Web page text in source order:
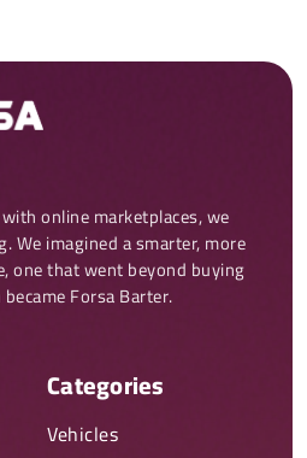
online marketplaces, we
We imagined a smarter, more
one that went beyond buying
Forsa Barter.
Categories
Vehicles